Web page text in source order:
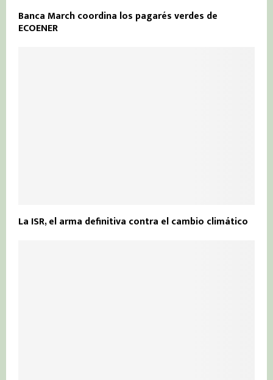
Banca March coordina los pagarés verdes de
ECOENER
La ISR, el arma definitiva contra el cambio climático